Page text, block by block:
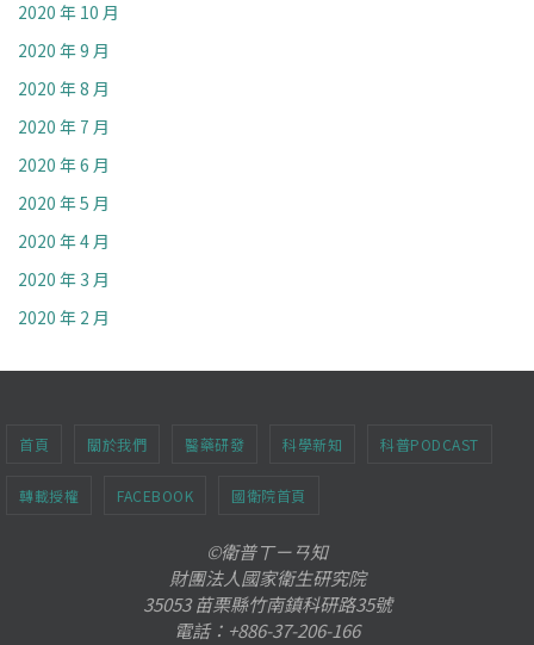
2020 年 10 月
2020 年 9 月
2020 年 8 月
2020 年 7 月
2020 年 6 月
2020 年 5 月
2020 年 4 月
2020 年 3 月
2020 年 2 月
首頁 關於我們 醫藥研發 科學新知 科普PODCAST
轉載授權 FACEBOOK 國衛院首頁
©衛普ㄒㄧㄢ知
財團法人國家衛生研究院
35053 苗栗縣竹南鎮科研路35號
電話：+886-37-206-166